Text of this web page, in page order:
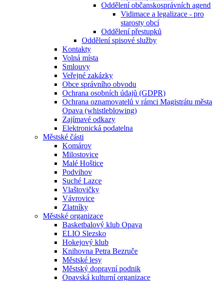
Oddělení občanskosprávních agend
Vidimace a legalizace - pro
starosty obcí
Oddělení přestupků
Oddělení spisové služby
Kontakty
Volná místa
Smlouvy
Veřejné zakázky
Obce správního obvodu
Ochrana osobních údajů (GDPR)
Ochrana oznamovatelů v rámci Magistrátu města
Opava (whistleblowing)
Zajímavé odkazy
Elektronická podatelna
Městské části
Komárov
Milostovice
Malé Hoštice
Podvihov
Suché Lazce
Vlaštovičky
Vávrovice
Zlatníky
Městské organizace
Basketbalový klub Opava
ELIO Slezsko
Hokejový klub
Knihovna Petra Bezruče
Městské lesy
Městský dopravní podnik
Opavská kulturní organizace